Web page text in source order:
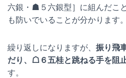
六銀・☗５六銀型］に組んだこ
も防いでいることが分かります。
繰り返しになりますが、 振り飛
だり、☖６五桂と跳ねる手を阻
す。